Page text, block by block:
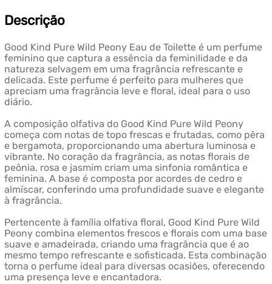
Descrição
Good Kind Pure Wild Peony Eau de Toilette é um perfume
feminino que captura a essência da feminilidade e da
natureza selvagem em uma fragrância refrescante e
delicada. Este perfume é perfeito para mulheres que
apreciam uma fragrância leve e floral, ideal para o uso
diário.
A composição olfativa do Good Kind Pure Wild Peony
começa com notas de topo frescas e frutadas, como pêra
e bergamota, proporcionando uma abertura luminosa e
vibrante. No coração da fragrância, as notas florais de
peônia, rosa e jasmim criam uma sinfonia romântica e
feminina. A base é composta por acordes de cedro e
almíscar, conferindo uma profundidade suave e elegante
à fragrância.
Pertencente à família olfativa floral, Good Kind Pure Wild
Peony combina elementos frescos e florais com uma base
suave e amadeirada, criando uma fragrância que é ao
mesmo tempo refrescante e sofisticada. Esta combinação
torna o perfume ideal para diversas ocasiões, oferecendo
uma presença leve e encantadora.